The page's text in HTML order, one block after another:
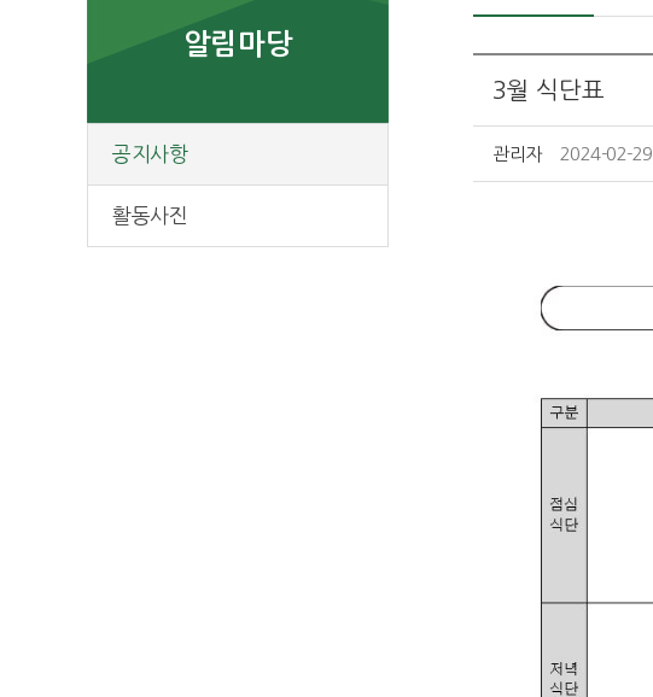
알림마당
공지사항
활동사진
3월 식단표
관리자 2024-02-29